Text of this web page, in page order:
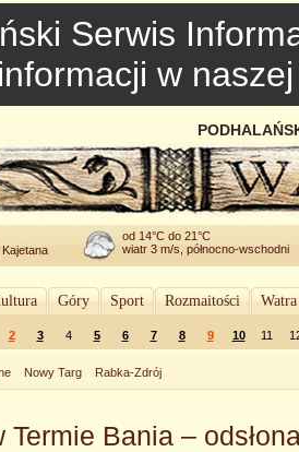
Serwis
w
od 14°C do 21°C
wiatr 3 m/s, północno-wschodni
Góry Sport Rozmaitości
2 3 4 5 6 7 8 9 10 11
Nowy Targ Rabka-Zdrój
Bania –